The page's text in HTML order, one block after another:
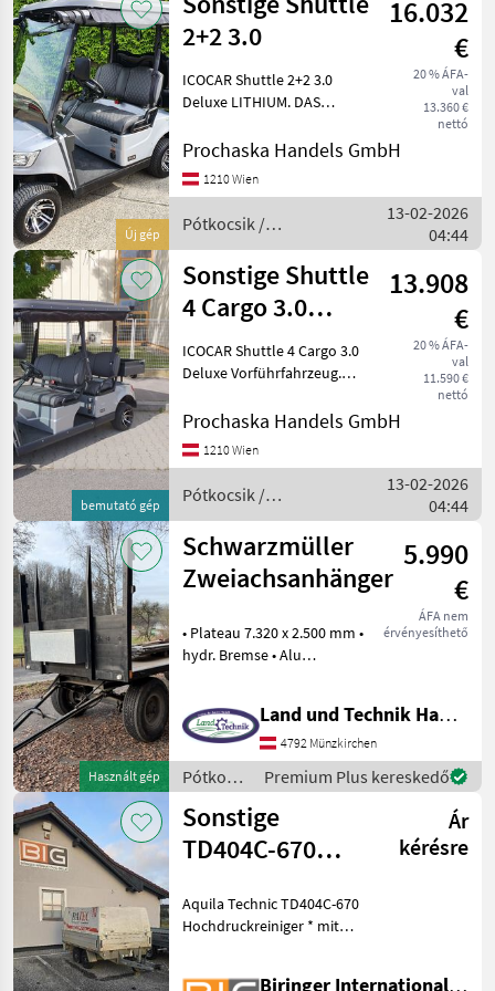
Új gép
2+2 3.0
16.032
€
20 % ÁFA-
val
13.360 €
nettó
ICOCAR Shuttle 2+2 3.0
Deluxe LITHIUM. DAS
Camping oder Freizeit.
überragende Ausstattung
Prochaska Handels GmbH
1210 Wien
Pótkocsik /
Sonstige
13-02-2026
04:44
bemutató gép
Sonstige Shuttle
4 Cargo 3.0
Vorführfahrzeug
13.908
€
20 % ÁFA-
val
11.590 €
nettó
ICOCAR Shuttle 4 Cargo 3.0
Deluxe Vorführfahrzeug.
Hotelliere, Camping oder
und überragende
Prochaska Handels GmbH
1210 Wien
Pótkocsik /
Sonstige
13-02-2026
04:44
Használt gép
Schwarzmüller
Zweiachsanhänger
5.990
€
ÁFA nem
érvényesíthető
• Plateau 7.320 x 2.500 mm •
hydr. Bremse • Alu
Werkzeugkasten • ideal für
Ballentransport • Bereifung
90 % Fék:
Land und Technik HandelsgesmbH
4792 Münzkirchen
Pótkocsik
/
Schwarzmüller
Premium Plus kereskedő
Sonstige
TD404C-670
Ár
kérésre
Aquila Technic TD404C-670
Hochdruckreiniger * mit
Biringer International GmbH